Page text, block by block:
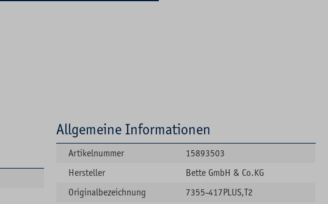
Allgemeine Informationen
Artikelnummer
15893503
Hersteller
Bette GmbH & Co.KG
Originalbezeichnung
7355-417PLUS,T2